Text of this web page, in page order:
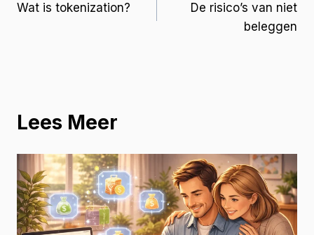
Wat is tokenization?
De risico’s van niet
beleggen
Lees Meer